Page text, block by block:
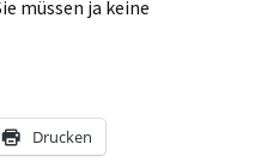
müssen ja keine
Drucken